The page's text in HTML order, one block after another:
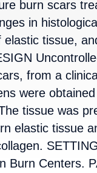
burn scars
in
tissue,
from a
were
tissue was
elastic tissue
Burn Centers.